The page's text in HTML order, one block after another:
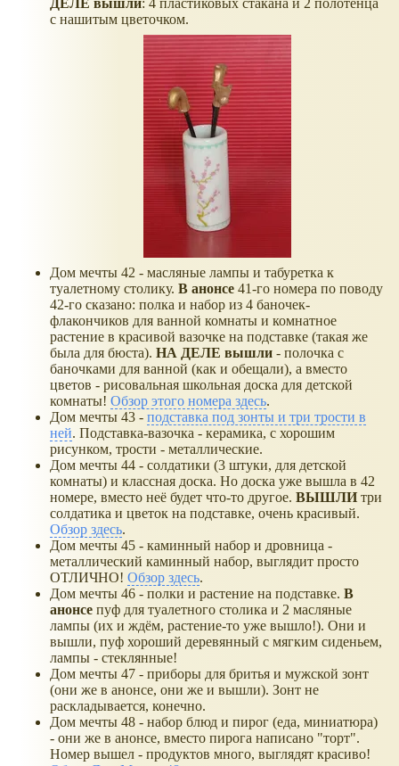
ДЕЛЕ вышли: 4 пластиковых стакана и 2 полотенца
с нашитым цветочком.
Дом мечты 42 - масляные лампы и табуретка к
туалетному столику. В анонсе 41-го номера по поводу
42-го сказано: полка и набор из 4 баночек-
флакончиков для ванной комнаты и комнатное
растение в красивой вазочке на подставке (такая же
была для бюста). НА ДЕЛЕ вышли - полочка с
баночками для ванной (как и обещали), а вместо
цветов - рисовальная школьная доска для детской
комнаты! Обзор этого номера здесь.
Дом мечты 43 - подставка под зонты и три трости в
ней. Подставка-вазочка - керамика, с хорошим
рисунком, трости - металлические.
Дом мечты 44 - солдатики (3 штуки, для детской
комнаты) и классная доска. Но доска уже вышла в 42
номере, вместо неё будет что-то другое. ВЫШЛИ три
солдатика и цветок на подставке, очень красивый.
Обзор здесь.
Дом мечты 45 - каминный набор и дровница -
металлический каминный набор, выглядит просто
ОТЛИЧНО! Обзор здесь.
Дом мечты 46 - полки и растение на подставке. В
анонсе пуф для туалетного столика и 2 масляные
лампы (их и ждём, растение-то уже вышло!). Они и
вышли, пуф хороший деревянный с мягким сиденьем,
лампы - стеклянные!
Дом мечты 47 - приборы для бритья и мужской зонт
(они же в анонсе, они же и вышли). Зонт не
раскладывается, конечно.
Дом мечты 48 - набор блюд и пирог (еда, миниатюра)
- они же в анонсе, вместо пирога написано "торт".
Номер вышел - продуктов много, выглядят красиво!